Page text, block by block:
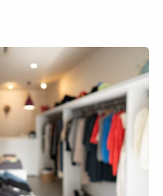
くらし
お知らせ